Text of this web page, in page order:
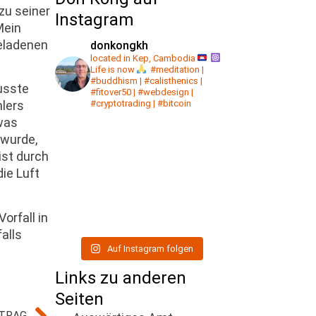
seiner
durch
Luft
in
Instagram
donkongkh
located in Kep, Cambodia
Life is now
#meditation |
#buddhism | #calisthenics |
#fitover50 | #webdesign |
#cryptotrading | #bitcoin
Auf Instagram folgen
Links zu anderen
Seiten